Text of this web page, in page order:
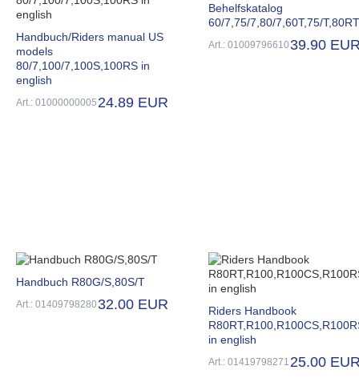
Handbuch/Riders manual US
models
80/7,100/7,100S,100RS in
english
Art.: 01000000005 24.89 EUR
Behelfskatalog
60/7,75/7,80/7,60T,75/T,80RT
Art.: 01009796610 39.90
Handbuch R80G/S,80S/T
Art.: 01409798280 32.00 EUR
Riders Handbook
in english
Art.: 01419798271 25.00